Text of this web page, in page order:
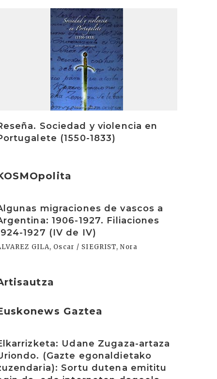
Sociedad y violencia en
(1550-1833)
migraciones de vascos a
1906-1927. Filiaciones
1927 (IV de IV)
GILA, Oscar / SIEGRIST, Nora
Gaztea
Udane Zugaza-artaza
(Gazte egonaldietako
Sortu dutena emititu